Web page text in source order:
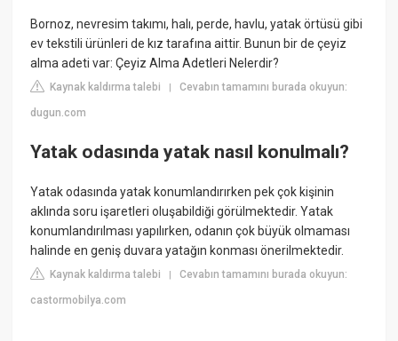
Bornoz, nevresim takımı, halı, perde, havlu, yatak örtüsü gibi
ev tekstili ürünleri de kız tarafına aittir. Bunun bir de çeyiz
alma adeti var: Çeyiz Alma Adetleri Nelerdir?
Kaynak kaldırma talebi |Cevabın tamamını burada okuyun:
dugun.com
Yatak odasında yatak nasıl konulmalı?
Yatak odasında yatak konumlandırırken pek çok kişinin
aklında soru işaretleri oluşabildiği görülmektedir. Yatak
konumlandırılması yapılırken, odanın çok büyük olmaması
halinde en geniş duvara yatağın konması önerilmektedir.
Kaynak kaldırma talebi |Cevabın tamamını burada okuyun:
castormobilya.com